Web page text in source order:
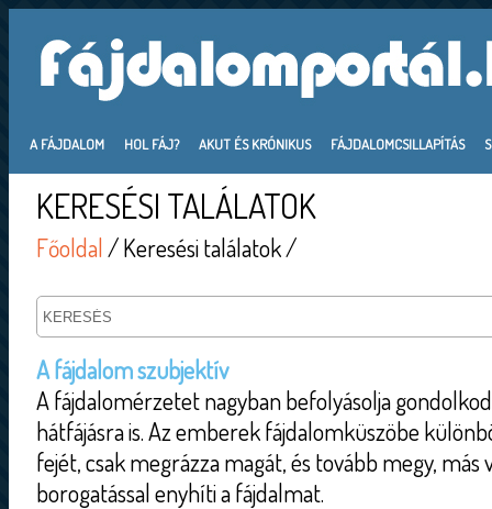
A FÁJDALOM HOL FÁJ? AKUT ÉS KRÓNIKUS FÁJDALOMCSILLAPÍTÁS
KERESÉSI TALÁLATOK
Főoldal/ Keresési találatok /
A fájdalom szubjektív
A fájdalomérzetet nagyban befolyásolja
hátfájásra is. Az emberek fájdalomküszöbe
fejét, csak megrázza magát, és tovább megy, más
borogatással enyhíti a fájdalmat.